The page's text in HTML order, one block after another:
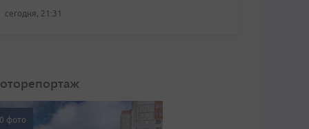
сегодня, 21:31
фото